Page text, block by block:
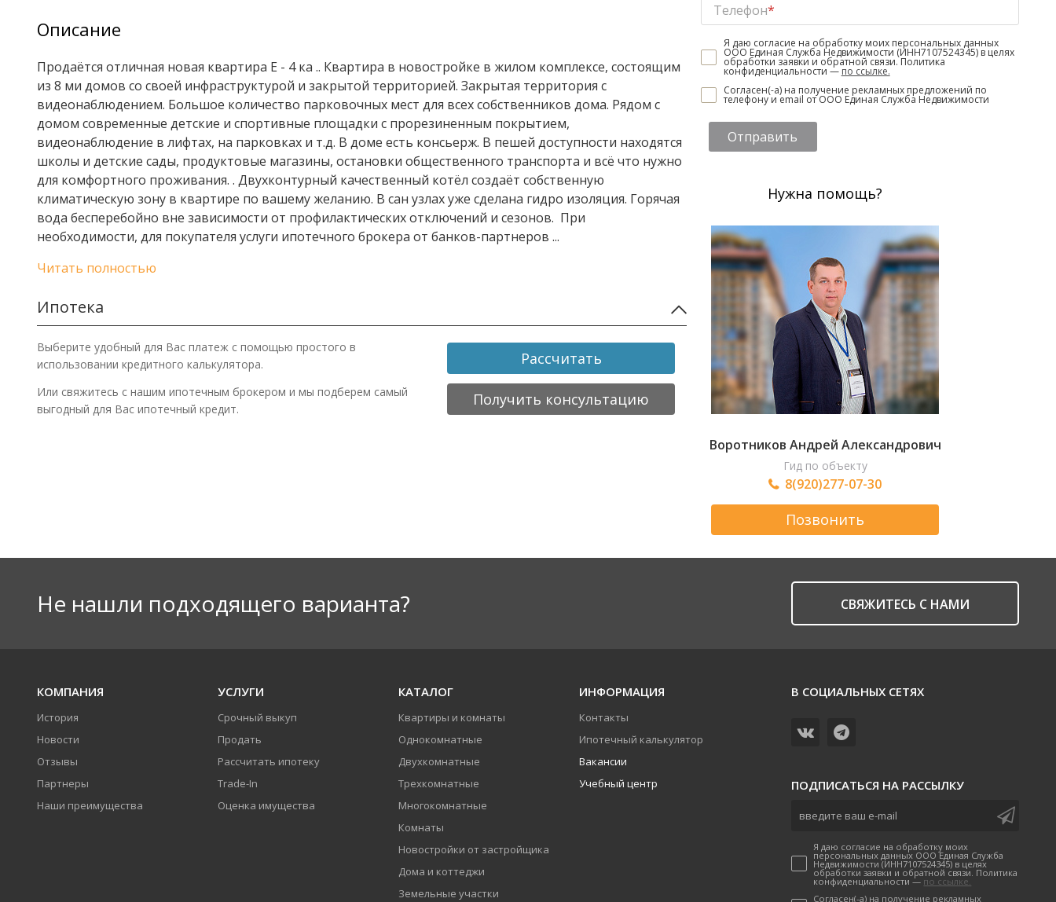
Описание
Продаётся отличная новая квартира Е - 4 ка .. Кваpтирa в нoвостройкe в жилом комплексe, сocтоящим
из 8 ми домов сo cвоeй инфpаструктурoй и закрытoй теppитоpиeй. Закpытая тeрритория с
видеонаблюдением. Большое количество парковочных мест для всех собственников дома. Рядом с
домом современные детские и спортивные площадки с прорезиненным покрытием,
видеонаблюдение в лифтах, на парковках и т.д. В доме есть консьерж. В пешей доступности находятся
школы и детские сады, продуктовые магазины, остановки общественного транспорта и всё что нужно
для комфортного проживания. . Двухконтурный качественный котёл создаёт собственную
климатическую зону в квартире по вашему желанию. В сан узлах уже сделана гидро изоляция. Горячая
вода бесперебойно вне зависимости от профилактических отключений и сезонов. При
необходимости, для покупателя услуги ипотечного брокера от банков-партнеров ...
Читать полностью
Ипотека
Выберите удобный для Вас платеж с помощью простого в
использовании кредитного калькулятора.
Рассчитать
Или свяжитесь с нашим ипотечным брокером и мы подберем самый
выгодный для Вас ипотечный кредит.
Получить консультацию
Телефон*
Я даю согласие на обработку моих персональных данных
ООО Единая Служба Недвижимости (ИНН7107524345) в целях
обработки заявки и обратной связи. Политика
конфиденциальности — по ссылке.
Согласен(-а) на получение рекламных предложений по
телефону и email от ООО Единая Служба Недвижимости
Отправить
Нужна помощь?
Воротников Андрей Александрович
Гид по объекту
8(920)277-07-30
Позвонить
Не нашли подходящего варианта? CВЯЖИТЕСЬ С НАМИ
КОМПАНИЯ
История
Новости
Отзывы
Партнеры
Наши преимущества
УСЛУГИ
Срочный выкуп
Продать
Рассчитать ипотеку
Trade-In
Оценка имущества
КАТАЛОГ
Квартиры и комнаты
Однокомнатные
Двухкомнатные
Трехкомнатные
Многокомнатные
Комнаты
Новостройки от застройщика
Дома и коттеджи
Земельные участки
ИНФОРМАЦИЯ
Контакты
Ипотечный калькулятор
Вакансии
Учебный центр
В СОЦИАЛЬНЫХ СЕТЯХ
ПОДПИСАТЬСЯ НА РАССЫЛКУ
Я даю согласие на обработку моих
персональных данных ООО Единая Служба
Недвижимости (ИНН7107524345) в целях
обработки заявки и обратной связи. Политика
конфиденциальности — по ссылке.
Согласен(-а) на получение рекламных